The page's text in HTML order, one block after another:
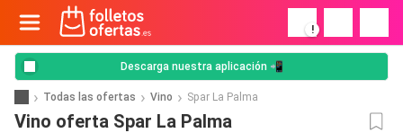
!
Descarga nuestra aplicación 📲
Todas las ofertas Vino Spar La Palma
Vino oferta Spar La Palma